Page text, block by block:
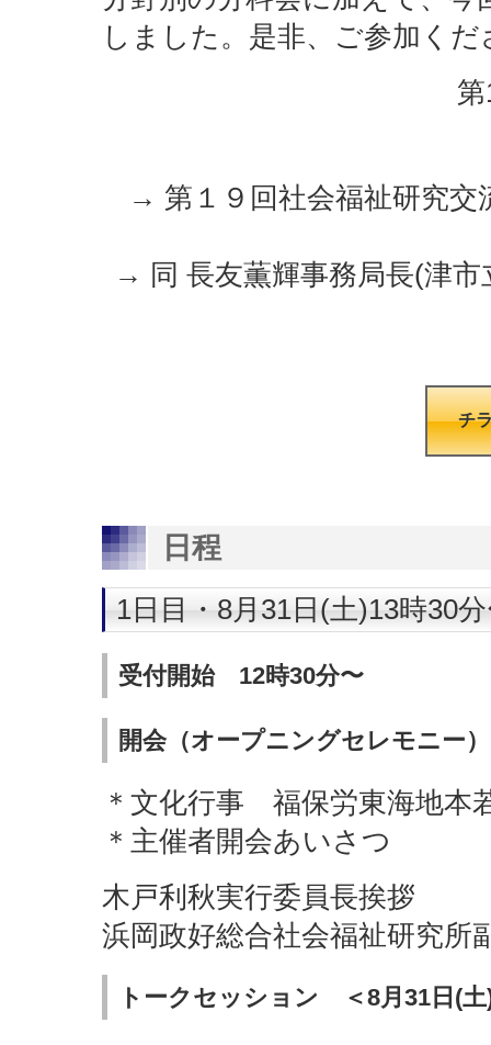
しました。是非、ご参加くだ
→ 第１９回社会福祉研究
→ 同 長友薫輝事務局長(津
チ
日程
1日目・8月31日(土)13時30
受付開始 12時30分〜
開会（オープニングセレモニー
＊文化行事 福保労東海地本
＊主催者開会あいさつ
木戸利秋実行委員長挨拶
浜岡政好総合社会福祉研究所
トークセッション ＜8月31日(土